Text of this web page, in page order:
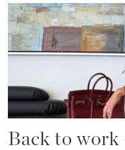
Back to work